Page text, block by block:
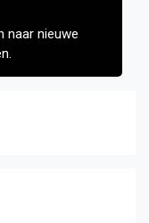
naar nieuwe